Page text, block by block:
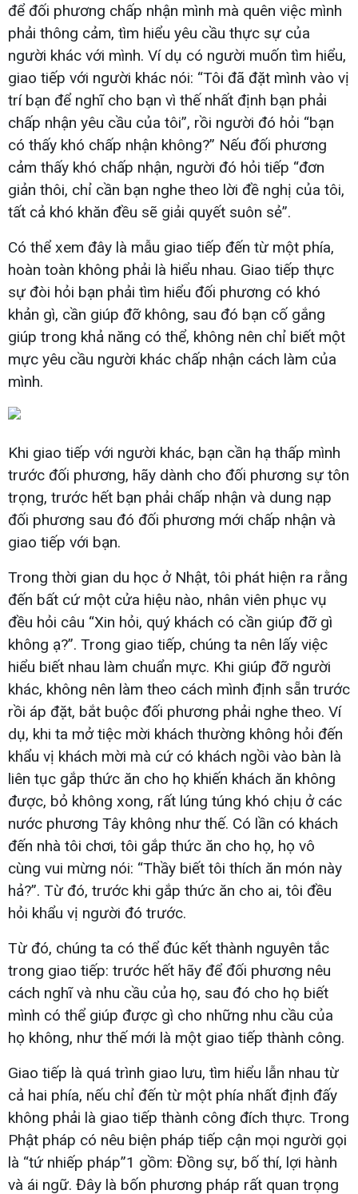
để đối phương chấp nhận mình mà quên việc mình
phải thông cảm, tìm hiểu yêu cầu thực sự của
người khác với mình. Ví dụ có người muốn tìm hiểu,
giao tiếp với người khác nói: “Tôi đã đặt mình vào vị
trí bạn để nghĩ cho bạn vì thế nhất định bạn phải
chấp nhận yêu cầu của tôi”, rồi người đó hỏi “bạn
có thấy khó chấp nhận không?” Nếu đối phương
cảm thấy khó chấp nhận, người đó hỏi tiếp “đơn
giản thôi, chỉ cần bạn nghe theo lời đề nghị của tôi,
tất cả khó khăn đều sẽ giải quyết suôn sẻ”.
Có thể xem đây là mẫu giao tiếp đến từ một phía,
hoàn toàn không phải là hiểu nhau. Giao tiếp thực
sự đòi hỏi bạn phải tìm hiểu đối phương có khó
khản gì, cần giúp đỡ không, sau đó bạn cố gắng
giúp trong khả năng có thể, không nên chỉ biết một
mực yêu cầu người khác chấp nhận cách làm của
mình.
Khi giao tiếp với người khác, bạn cần hạ thấp mình
trước đối phương, hãy dành cho đối phương sự tôn
trọng, trước hết bạn phải chấp nhận và dung nạp
đối phương sau đó đối phương mới chấp nhận và
giao tiếp với bạn.
Trong thời gian du học ở Nhật, tôi phát hiện ra rằng
đến bất cứ một cửa hiệu nào, nhân viên phục vụ
đều hỏi câu “Xin hỏi, quý khách có cần giúp đỡ gì
không ạ?”. Trong giao tiếp, chúng ta nên lấy việc
hiểu biết nhau làm chuẩn mực. Khi giúp đỡ người
khác, không nên làm theo cách mình định sẵn trước
rồi áp đặt, bắt buộc đối phương phải nghe theo. Ví
dụ, khi ta mở tiệc mời khách thường không hỏi đến
khẩu vị khách mời mà cứ có khách ngồi vào bàn là
liên tục gắp thức ăn cho họ khiến khách ăn không
được, bỏ không xong, rất lúng túng khó chịu ở các
nước phương Tây không như thế. Có lần có khách
đến nhà tôi chơi, tôi gắp thức ăn cho họ, họ vô
cùng vui mừng nói: “Thầy biết tôi thích ăn món này
hả?”. Từ đó, trước khi gắp thức ăn cho ai, tôi đều
hỏi khẩu vị người đó trước.
Từ đó, chúng ta có thể đúc kết thành nguyên tắc
trong giao tiếp: trước hết hãy để đối phương nêu
cách nghĩ và nhu cầu của họ, sau đó cho họ biết
mình có thể giúp được gì cho những nhu cầu của
họ không, như thế mới là một giao tiếp thành công.
Giao tiếp là quá trình giao lưu, tìm hiểu lẫn nhau từ
cả hai phía, nếu chỉ đến từ một phía nhất định đấy
không phải là giao tiếp thành công đích thực. Trong
Phật pháp có nêu biện pháp tiếp cận mọi người gọi
là “tứ nhiếp pháp”1 gồm: Đồng sự, bố thí, lợi hành
và ái ngữ. Đây là bốn phương pháp rất quan trọng